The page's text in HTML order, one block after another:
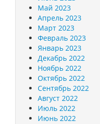
Май 2023
Апрель 2023
Март 2023
Февраль 2023
Январь 2023
Декабрь 2022
Ноябрь 2022
Октябрь 2022
Сентябрь 2022
Август 2022
Июль 2022
Июнь 2022